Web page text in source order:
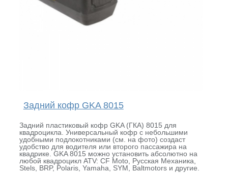
Задний кофр GKA 8015
Задний пластиковый кофр GKA (ГКА) 8015 для
квадроцикла. Универсальный кофр с небольшими
удобными подлокотниками (см. на фото) создаст
удобство для водителя или второго пассажира на
квадрике. GKA 8015 можно установить абсолютно на
любой квадроцикл ATV: CF Moto, Русская Механика,
Stels, BRP, Polaris, Yamaha, SYM, Baltmotors и другие.